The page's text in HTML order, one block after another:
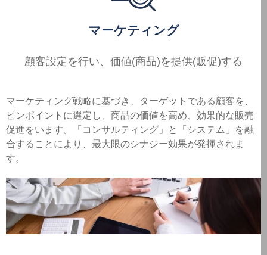
マーケティング
顧客設定を行い、 価値(商品)を提供(販促)する
マーケティング戦略に基づき、ターゲットである顧客を、
ピンポイントに選定し、商品の価値を高め、効果的な販売
促進をいます。「コンサルティング」と「システム」を融
合することにより、最大限のシナジー効果が発揮されま
す。